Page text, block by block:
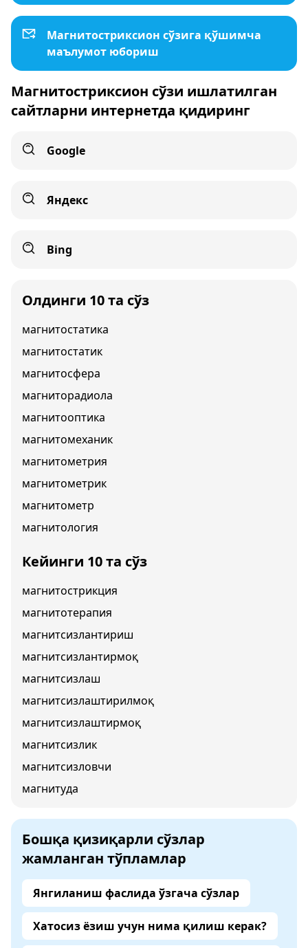
Магнитостриксион сўзига қўшимча
маълумот юбориш
Магнитостриксион сўзи ишлатилган
сайтларни интернетда қидиринг
Google
Яндекс
Bing
Олдинги 10 та сўз
магнитостатика
магнитостатик
магнитосфера
магниторадиола
магнитооптика
магнитомеханик
магнитометрия
магнитометрик
магнитометр
магнитология
Кейинги 10 та сўз
магнитострикция
магнитотерапия
магнитсизлантириш
магнитсизлантирмоқ
магнитсизлаш
магнитсизлаштирилмоқ
магнитсизлаштирмоқ
магнитсизлик
магнитсизловчи
магнитуда
Бошқа қизиқарли сўзлар
жамланган тўпламлар
Янгиланиш фаслида ўзгача сўзлар
Хатосиз ёзиш учун нима қилиш керак?